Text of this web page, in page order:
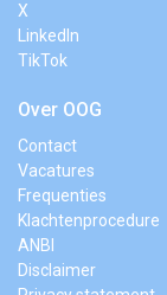
X
LinkedIn
TikTok
Over OOG
Contact
Vacatures
Frequenties
Klachtenprocedure
ANBI
Disclaimer